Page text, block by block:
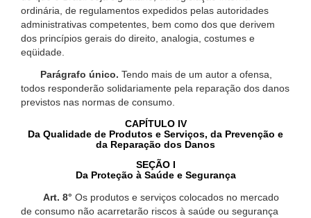
ordinária, de regulamentos expedidos pelas autoridades
administrativas competentes, bem como dos que derivem
dos princípios gerais do direito, analogia, costumes e
eqüidade.
Parágrafo único. Tendo mais de um autor a ofensa,
todos responderão solidariamente pela reparação dos danos
previstos nas normas de consumo.
CAPÍTULO IV
Da Qualidade de Produtos e Serviços, da Prevenção e
da Reparação dos Danos
SEÇÃO I
Da Proteção à Saúde e Segurança
Art. 8° Os produtos e serviços colocados no mercado
de consumo não acarretarão riscos à saúde ou segurança